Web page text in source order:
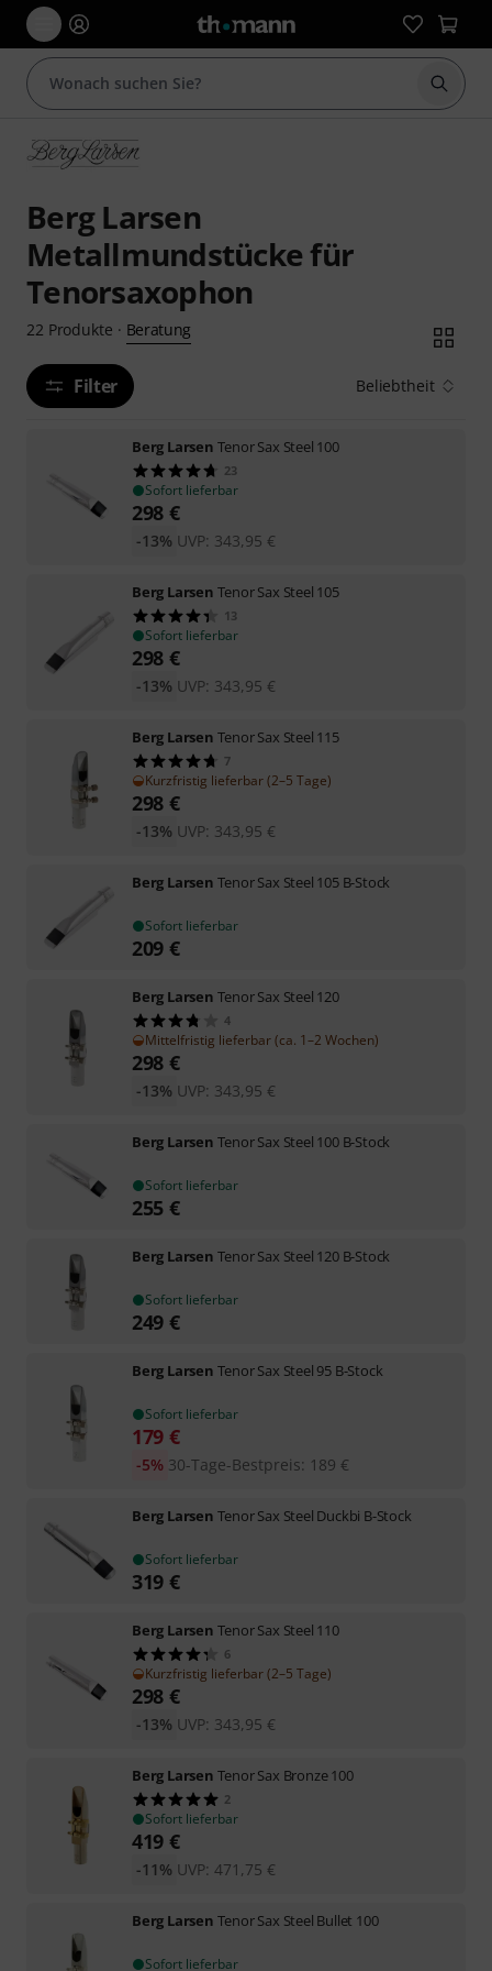
Suche
Berg Larsen
Metallmundstücke für
Tenorsaxophon
22 Produkte · Beratung
Filter Beliebtheit
Berg Larsen Tenor Sax Steel 100
23
Sofort lieferbar
298 €
UVP: 343,95 €
-13%
Berg Larsen Tenor Sax Steel 105
13
Sofort lieferbar
298 €
UVP: 343,95 €
-13%
Berg Larsen Tenor Sax Steel 115
7
Kurzfristig lieferbar (2–5 Tage)
298 €
UVP: 343,95 €
-13%
Berg Larsen Tenor Sax Steel 105 B-Stock
Sofort lieferbar
209 €
Berg Larsen Tenor Sax Steel 120
4
Mittelfristig lieferbar (ca. 1–2 Wochen)
298 €
UVP: 343,95 €
-13%
Berg Larsen Tenor Sax Steel 100 B-Stock
Sofort lieferbar
255 €
Berg Larsen Tenor Sax Steel 120 B-Stock
Sofort lieferbar
249 €
Berg Larsen Tenor Sax Steel 95 B-Stock
Sofort lieferbar
179 €
30-Tage-Bestpreis: 189 €
-5%
Berg Larsen Tenor Sax Steel Duckbi B-Stock
Sofort lieferbar
319 €
Berg Larsen Tenor Sax Steel 110
6
Kurzfristig lieferbar (2–5 Tage)
298 €
UVP: 343,95 €
-13%
Berg Larsen Tenor Sax Bronze 100
2
Sofort lieferbar
419 €
UVP: 471,75 €
-11%
Berg Larsen Tenor Sax Steel Bullet 100
Sofort lieferbar